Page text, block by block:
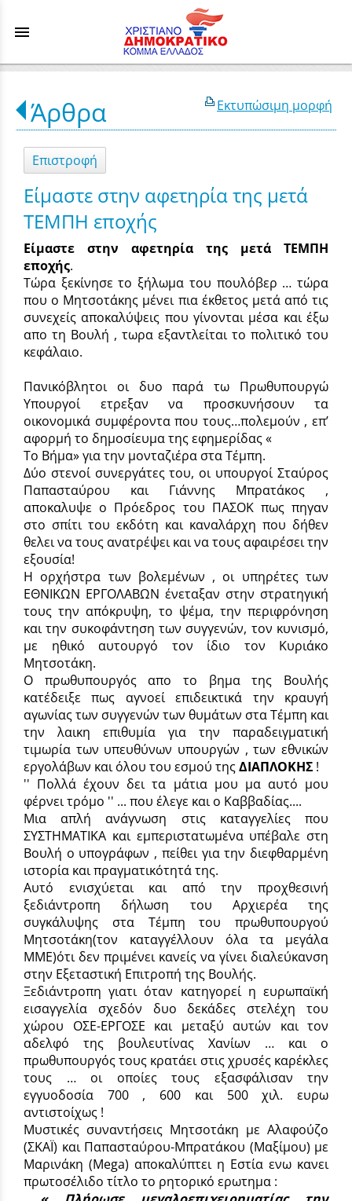
menu
Εκτυπώσιμη μορφή
Άρθρα
Επιστροφή
Είμαστε στην αφετηρία της μετά
ΤΕΜΠΗ εποχής
Είμαστε στην αφετηρία της μετά ΤΕΜΠΗ
εποχής.
Τώρα ξεκίνησε το ξήλωμα του πουλόβερ … τώρα
που ο Μητσοτάκης μένει πια έκθετος μετά από τις
συνεχείς αποκαλύψεις που γίνονται μέσα και έξω
απο τη Βουλή , τωρα εξαντλείται το πολιτικό του
κεφάλαιο.
Πανικόβλητοι οι δυο παρά τω Πρωθυπουργώ
Υπουργοί ετρεξαν να προσκυνήσουν τα
οικονομικά συμφέροντα που τους…πολεμούν , επ’
αφορμή το δημοσίευμα της εφημερίδας «
Το Βήμα» για την μονταζιέρα στα Τέμπη.
Δύο στενοί συνεργάτες του, οι υπουργοί Σταύρος
Παπασταύρου και Γιάννης Μπρατάκος ,
αποκαλυψε ο Πρόεδρος του ΠΑΣΟΚ πως πηγαν
στο σπίτι του εκδότη και καναλάρχη που δήθεν
θελει να τους ανατρέψει και να τους αφαιρέσει την
εξουσία!
Η ορχήστρα των βολεμένων , οι υπηρέτες των
ΕΘΝΙΚΩΝ ΕΡΓΟΛΑΒΩΝ ένεταξαν στην στρατηγική
τους την απόκρυψη, το ψέμα, την περιφρόνηση
και την συκοφάντηση των συγγενών, τον κυνισμό,
με ηθικό αυτουργό τον ίδιο τον Κυριάκο
Μητσοτάκη.
O πρωθυπουργός απο το βημα της Βουλής
κατέδειξε πως αγνοεί επιδεικτικά την κραυγή
αγωνίας των συγγενών των θυμάτων στα Τέμπη και
την λαικη επιθυμία για την παραδειγματική
τιμωρία των υπευθύνων υπουργών , των εθνικών
εργολάβων και όλου του εσμού τηςΔΙΑΠΛΟΚΗΣ !
'' Πολλά έχουν δει τα μάτια μου μα αυτό μου
φέρνει τρόμο '' ... που έλεγε και ο Καββαδίας....
Μια απλή ανάγνωση στις καταγγελίες που
ΣΥΣΤΗΜΑΤΙΚΑ και εμπεριστατωμένα υπέβαλε στη
Βουλή ο υπογράφων , πείθει για την διεφθαρμένη
ιστορία και πραγματικότητά της.
Αυτό ενισχύεται και από την προχθεσινή
ξεδιάντροπη δήλωση του Αρχιερέα της
συγκάλυψης στα Τέμπη του πρωθυπουργού
Μητσοτάκη(τον καταγγέλλουν όλα τα μεγάλα
ΜΜΕ)ότι δεν πριμένει κανείς να γίνει διαλεύκανση
στην Εξεταστική Επιτροπή της Βουλής.
Ξεδιάντροπη γιατι όταν κατηγορεί η ευρωπαϊκή
εισαγγελία σχεδόν δυο δεκάδες στελέχη του
χώρου ΟΣΕ-ΕΡΓΟΣΕ και μεταξύ αυτών και τον
αδελφό της βουλευτίνας Χανίων … και ο
πρωθυπουργός τους κρατάει στις χρυσές καρέκλες
τους … οι οποίες τους εξασφάλισαν την
εγγυοδοσία 700 , 600 και 500 χιλ. ευρω
αντιστοίχως !
Μυστικές συναντήσεις Μητσοτάκη με Αλαφούζο
(ΣΚΑΪ) και Παπασταύρου-Μπρατάκου (Μαξίμου) με
Μαρινάκη (Mega) αποκαλύπτει η Εστία ενω κανει
πρωτοσέλιδο τίτλο το ρητορικό ερωτημα :